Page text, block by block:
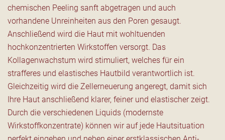
chemischen Peeling sanft abgetragen und auch
vorhandene Unreinheiten aus den Poren gesaugt.
Anschließend wird die Haut mit wohltuenden
hochkonzentrierten Wirkstoffen versorgt. Das
Kollagenwachstum wird stimuliert, welches für ein
strafferes und elastisches Hautbild verantwortlich ist.
Gleichzeitig wird die Zellerneuerung angeregt, damit sich
Ihre Haut anschließend klarer, feiner und elastischer zeigt.
Durch die verschiedenen Liquids (modernste
Wirkstoffkonzentrate) können wir auf jede Hautsituation